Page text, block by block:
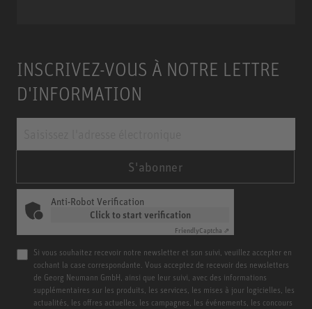
INSCRIVEZ-VOUS À NOTRE LETTRE
D'INFORMATION
S'abonner
Anti-Robot Verification
Click to start verification
FriendlyCaptcha ⇗
Si vous souhaitez recevoir notre newsletter et son suivi, veuillez accepter en
cochant la case correspondante. Vous acceptez de recevoir des newsletters
de Georg Neumann GmbH, ainsi que leur suivi, avec des informations
supplémentaires sur les produits, les services, les mises à jour logicielles, les
actualités, les offres actuelles, les campagnes, les événements, les concours